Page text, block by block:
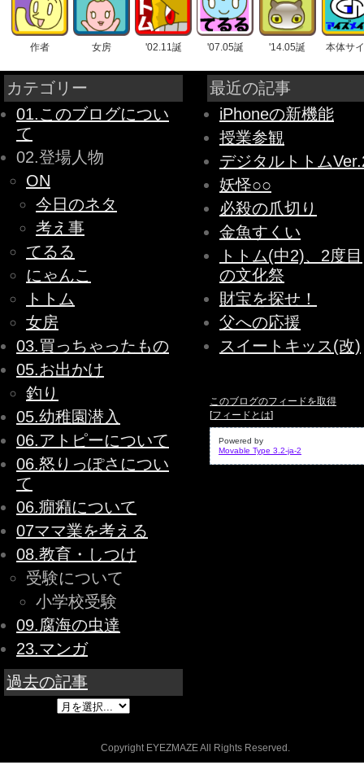
作者 女房 '02.11誕 '07.05誕 '14.05誕 本体サ
カテゴリー
01.このブログについ
て
02.登場人物
ON
今日のネタ
考え事
てるる
にゃんこ
トトム
女房
03.買っちゃったもの
05.お出かけ
釣り
05.幼稚園潜入
06.アトピーについて
06.怒りっぽさについ
て
06.癇癪について
07ママ業を考える
08.教育・しつけ
受験について
小学校受験
09.腐海の虫達
23.マンガ
過去の記事
最近の記事
iPhoneの新機能
授業参観
デジタルトトム
妖怪○○
必殺の爪切り
金魚すくい
トトム(中2)、2度目
の文化祭
財宝を探せ！
父への応援
スイートキッス(改)
このブログのフィードを取得
[フィードとは]
Powered by
Movable Type 3.2-ja-2
Copyright EYEZMAZE All Rights Reserved.